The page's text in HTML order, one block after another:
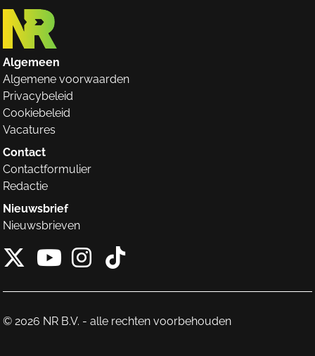
Algemeen
Algemene voorwaarden
Privacybeleid
Cookiebeleid
Vacatures
Contact
Contactformulier
Redactie
Nieuwsbrief
Nieuwsbrieven
X van NieuwRechts
Instagram van
Tiktok van
© 2026 NR B.V. - alle rechten voorbehouden